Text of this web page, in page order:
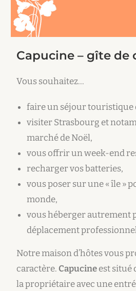
Capucine – gîte de
Vous souhaitez…
faire un séjour touristique
visiter Strasbourg et
marché de Noël,
vous offrir un week-end
recharger vos batteries,
vous poser sur une « île »
monde,
vous héberger autrement
déplacement
Notre maison d’hôtes vous
caractère. Capucineest situé
la propriétaire avec une